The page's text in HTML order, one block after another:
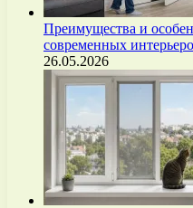
Преимущества и
современных
26.05.2026